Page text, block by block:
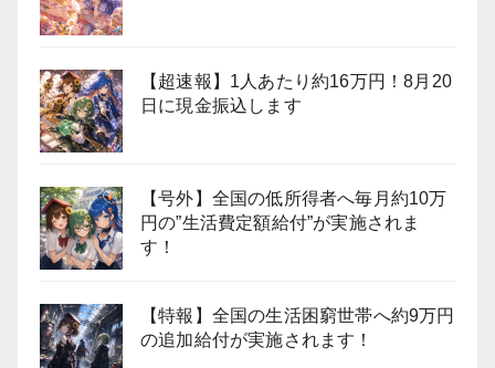
【超速報】1人あたり約16万円！8月20
日に現金振込します
【号外】全国の低所得者へ毎月約10万
円の”生活費定額給付”が実施されま
す！
【特報】全国の生活困窮世帯へ約9万円
の追加給付が実施されます！